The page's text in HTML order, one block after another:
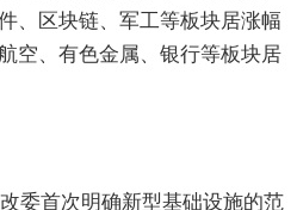
、区块链、军工等板块居涨幅
空、有色金属、银行等板块居
首次明确新型基础设施的范